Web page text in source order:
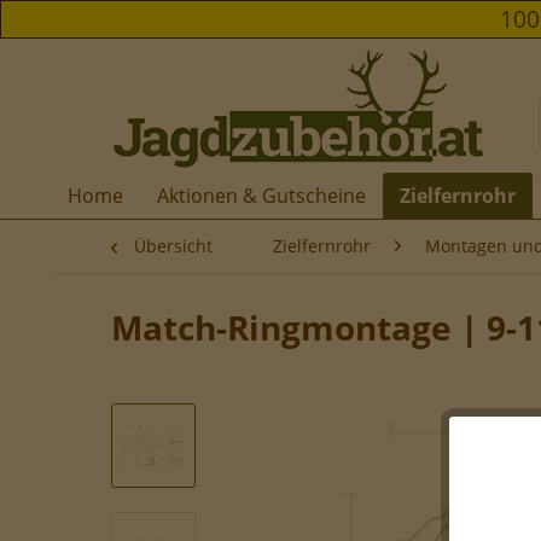
Home Aktionen & Gutscheine Zielfernrohr
Übersicht Zielfernrohr Montagen
Match-Ringmontage | 9-